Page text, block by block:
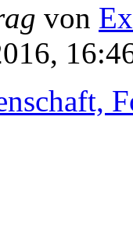
von